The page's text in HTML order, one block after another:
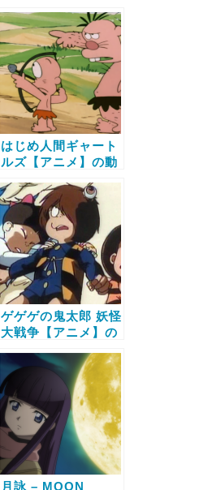
無料で全話視聴する
方法
はじめ人間ギャート
ルズ【アニメ】の動
と無料で全話視聴す
る方法
ゲゲゲの鬼太郎 妖怪
大戦争【アニメ】の
較と無料で全話視聴
する方法
月詠 – MOON